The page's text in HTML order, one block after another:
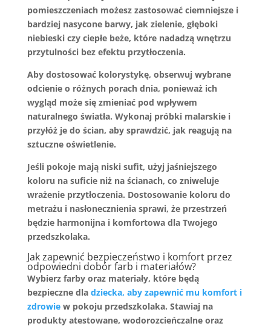
pomieszczeniach możesz zastosować ciemniejszei
bardziej nasycone barwy, jak zielenie, głęboki
niebieski czy ciepłe beże, które nadadzą wnętrzu
przytulności bez efektu przytłoczenia.
Aby dostosować kolorystykę, obserwuj wybrane
odcienie o różnych porach dnia, ponieważ ich
wygląd może się zmieniać pod wpływem
naturalnego światła. Wykonaj próbki malarskie i
przyłóż je do ścian, aby sprawdzić, jak reagują na
sztuczne oświetlenie.
Jeśli pokoje mają niski sufit, użyj jaśniejszego
koloru na suficie niż na ścianach, co zniweluje
wrażenie przytłoczenia. Dostosowanie koloru do
metrażu i nasłonecznienia sprawi, że przestrzeń
będzie harmonijna i komfortowa dla Twojego
przedszkolaka.
Jak zapewnić bezpieczeństwo i komfort przez
odpowiedni dobór farb i materiałów?
Wybierz farbyoraz materiały, które będą
bezpieczne dla dziecka, aby zapewnić mu komfort i
zdrowiew pokoju przedszkolaka. Stawiaj na
produkty atestowane, wodorozcieńczalne oraz